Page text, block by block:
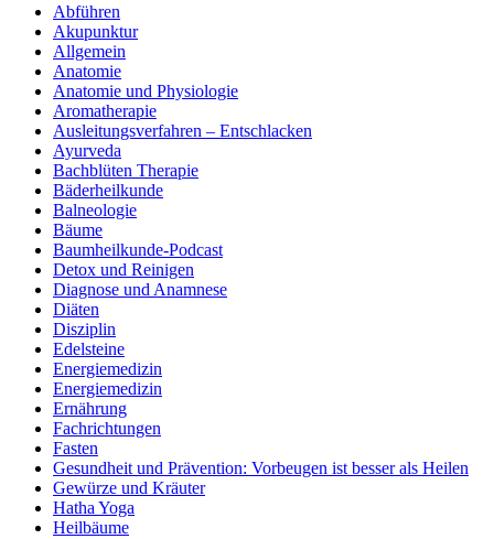
Abführen
Akupunktur
Allgemein
Anatomie
Anatomie und Physiologie
Aromatherapie
Ausleitungsverfahren – Entschlacken
Ayurveda
Bachblüten Therapie
Bäderheilkunde
Balneologie
Bäume
Baumheilkunde-Podcast
Detox und Reinigen
Diagnose und Anamnese
Diäten
Disziplin
Edelsteine
Energiemedizin
Energiemedizin
Ernährung
Fachrichtungen
Fasten
Gesundheit und Prävention: Vorbeugen ist besser als Heilen
Gewürze und Kräuter
Hatha Yoga
Heilbäume